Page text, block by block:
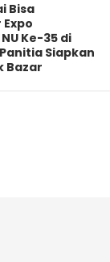
Bisa
Ke-35 di
Siapkan
Bazar